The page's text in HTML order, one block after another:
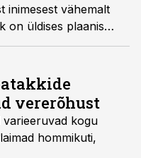
inimesest vähemalt
jätkuvalt
vererõhust
kogu
hommikuti,